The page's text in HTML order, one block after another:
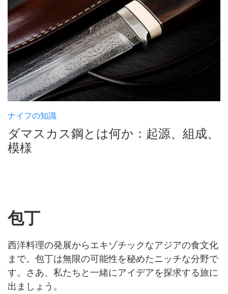
ナイフの知識
ダマスカス鋼とは何か：起源、組成、
模様
包丁
西洋料理の発展からエキゾチックなアジアの食文化
まで。包丁は無限の可能性を秘めたニッチな分野で
す。さあ、私たちと一緒にアイデアを探求する旅に
出ましょう。